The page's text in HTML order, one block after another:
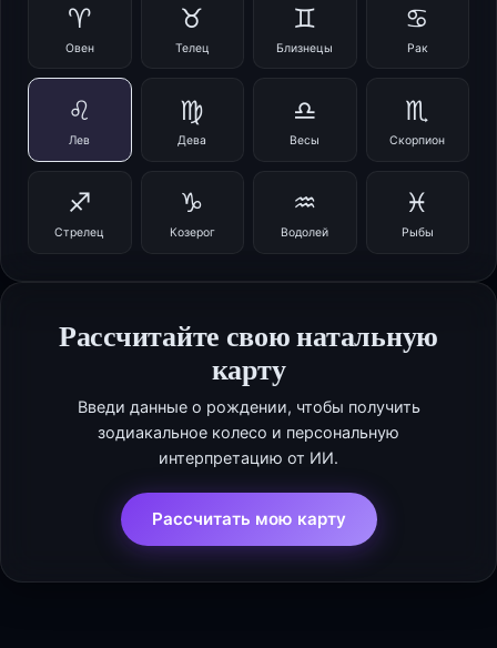
♈
Овен
♉
Телец
♊
Близнецы
♋
Рак
♌
Лев
♍
Дева
♎
Весы
♏
Скорпион
♐
Стрелец
♑
Козерог
♒
Водолей
♓
Рыбы
Рассчитайте свою натальную
карту
Введи данные о рождении, чтобы получить
зодиакальное колесо и персональную
интерпретацию от ИИ.
Рассчитать мою карту